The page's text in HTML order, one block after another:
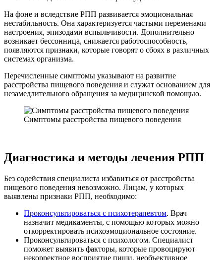
На фоне и вследствие РПП развивается эмоциональная
нестабильность. Она характеризуется частыми переменами
настроения, эпизодами вспыльчивости. Дополнительно
возникает бессонница, снижается работоспособность,
появляются признаки, которые говорят о сбоях в различных
системах организма.
Перечисленные симптомы указывают на развитие
расстройства пищевого поведения и служат основанием для
незамедлительного обращения за медицинской помощью.
Симптомы расстройства пищевого поведения
Диагностика и методы лечения РПП
Без содействия специалиста избавиться от расстройства
пищевого поведения невозможно. Лицам, у которых
выявлены признаки РПП, необходимо:
Проконсультироваться с психотерапевтом. Врач
назначит медикаменты, с помощью которых можно
откорректировать психоэмоциональное состояние.
Проконсультироваться с психологом. Специалист
поможет выявить факторы, которые провоцируют
некорректное восприятие пищи, необъективное